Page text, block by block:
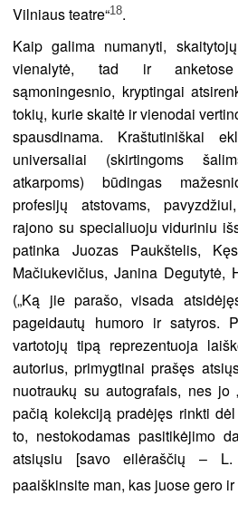
Vilniaus teatre“18.
Kaip galima numanyti,
vienalytė, tad ir
sąmoningesnio, kryptingai
tokių, kurie skaitė ir vienodai
spausdinama. Kraštutiniškai
universaliai (skirtingoms
atkarpoms) būdingas
profesijų atstovams,
rajono su specialiuoju viduriniu
patinka Juozas Paukštelis,
Mačiukevičius, Janina Degutytė,
(„Ką jie parašo, visada
pageidautų humoro ir satyros.
vartotojų tipą reprezentuoja
autorius, primygtinai prašęs
nuotraukų su autografais, nes jo
pačią kolekciją pradėjęs rinkti
to, nestokodamas pasitikėjimo
atsiųsiu [savo eilėraščių –
paaiškinsite man, kas juose gero ir